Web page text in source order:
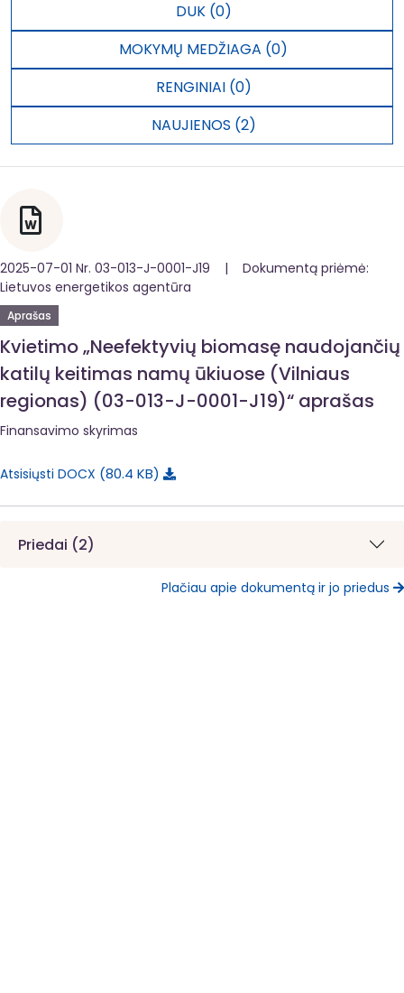
DUK (0)
MOKYMŲ MEDŽIAGA (0)
RENGINIAI (0)
NAUJIENOS (2)
2025-07-01 Nr. 03-013-J-0001-J19 | Dokumentą priėmė:
Lietuvos energetikos agentūra
Aprašas
Kvietimo „Neefektyvių biomasę naudojančių
katilų keitimas namų ūkiuose (Vilniaus
regionas) (03-013-J-0001-J19)“ aprašas
Finansavimo skyrimas
Atsisiųsti DOCX 80.4 KB
Priedai (2)
Plačiau apie dokumentą ir jo priedus